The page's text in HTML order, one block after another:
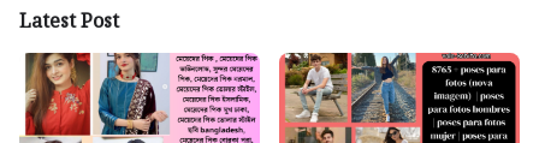
Latest Post